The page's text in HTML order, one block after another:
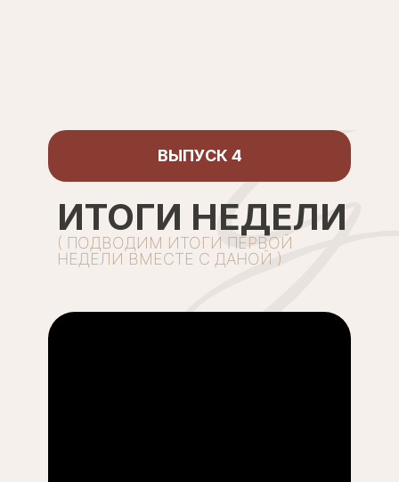
ВЫПУСК 4
ИТОГИ НЕДЕЛИ
( ПОДВОДИМ ИТОГИ ПЕРВОЙ
НЕДЕЛИ ВМЕСТЕ С ДАНОЙ )